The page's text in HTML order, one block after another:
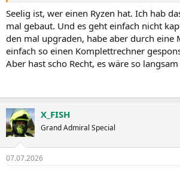
Seelig ist, wer einen Ryzen hat. Ich hab
mal gebaut. Und es geht einfach nicht
den mal upgraden, habe aber durch eine
einfach so einen Komplettrechner
Aber hast scho Recht, es wäre so
X_FISH
Grand Admiral Special
07.07.2026